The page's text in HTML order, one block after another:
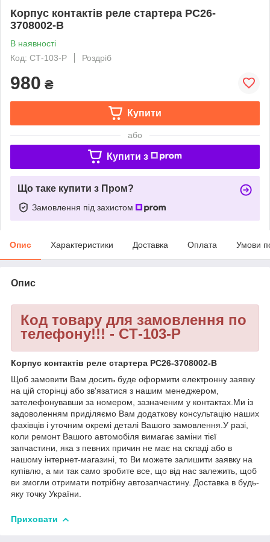
Корпус контактів реле стартера РС26-
3708002-В
В наявності
Код: CТ-103-P
Роздріб
980 ₴
Купити
або
Купити з
Що таке купити з Пром?
Замовлення під захистом
Опис Характеристики Доставка Оплата Умови
Опис
Код товару для замовлення по
телефону!!! - CТ-103-P
Корпус контактів реле стартера РС26-3708002-В
Щоб замовити Вам досить буде оформити електронну заявку
на цій сторінці або зв'язатися з нашим менеджером,
зателефонувавши за номером, зазначеним у контактах.Ми із
задоволенням приділяємо Вам додаткову консультацію наших
фахівців і уточним окремі деталі Вашого замовлення.У разі,
коли ремонт Вашого автомобіля вимагає заміни тієї
запчастини, яка з певних причин не має на складі або в
нашому інтернет-магазині, то Ви можете залишити заявку на
купівлю, а ми так само зробите все, що від нас залежить, щоб
ви змогли отримати потрібну автозапчастину. Доставка в будь-
яку точку України.
Приховати